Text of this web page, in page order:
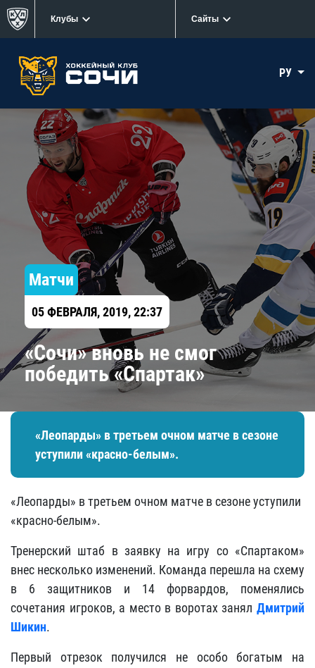
Клубы Сайты
РУ
Матчи
05 ФЕВРАЛЯ, 2019, 22:37
«Сочи» вновь не смог
победить «Спартак»
«Леопарды» в третьем очном матче в сезоне
уступили «красно-белым».
«Леопарды» в третьем очном матче в сезоне уступили
«красно-белым».
Тренерский штаб в заявку на игру со «Спартаком»
внес несколько изменений. Команда перешла на схему
в 6 защитников и 14 форвардов, поменялись
сочетания игроков, а место в воротах занял Дмитрий
Шикин.
Первый отрезок получился не особо богатым на